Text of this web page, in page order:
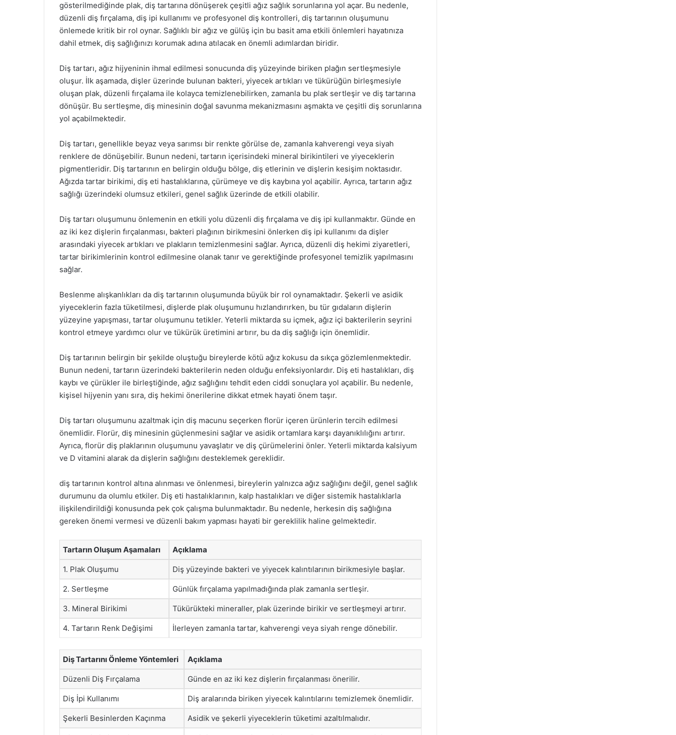
gösterilmediğinde plak, diş tartarına dönüşerek çeşitli ağız sağlık sorunlarına yol açar. Bu nedenle,
düzenli diş fırçalama, diş ipi kullanımı ve profesyonel diş kontrolleri, diş tartarının oluşumunu
önlemede kritik bir rol oynar. Sağlıklı bir ağız ve gülüş için bu basit ama etkili önlemleri hayatınıza
dahil etmek, diş sağlığınızı korumak adına atılacak en önemli adımlardan biridir.
Diş tartarı, ağız hijyeninin ihmal edilmesi sonucunda diş yüzeyinde biriken plağın sertleşmesiyle
oluşur. İlk aşamada, dişler üzerinde bulunan bakteri, yiyecek artıkları ve tükürüğün birleşmesiyle
oluşan plak, düzenli fırçalama ile kolayca temizlenebilirken, zamanla bu plak sertleşir ve diş tartarına
dönüşür. Bu sertleşme, diş minesinin doğal savunma mekanizmasını aşmakta ve çeşitli diş sorunlarına
yol açabilmektedir.
Diş tartarı, genellikle beyaz veya sarımsı bir renkte görülse de, zamanla kahverengi veya siyah
renklere de dönüşebilir. Bunun nedeni, tartarın içerisindeki mineral birikintileri ve yiyeceklerin
pigmentleridir. Diş tartarının en belirgin olduğu bölge, diş etlerinin ve dişlerin kesişim noktasıdır.
Ağızda tartar birikimi, diş eti hastalıklarına, çürümeye ve diş kaybına yol açabilir. Ayrıca, tartarın ağız
sağlığı üzerindeki olumsuz etkileri, genel sağlık üzerinde de etkili olabilir.
Diş tartarı oluşumunu önlemenin en etkili yolu düzenli diş fırçalama ve diş ipi kullanmaktır. Günde en
az iki kez dişlerin fırçalanması, bakteri plağının birikmesini önlerken diş ipi kullanımı da dişler
arasındaki yiyecek artıkları ve plakların temizlenmesini sağlar. Ayrıca, düzenli diş hekimi ziyaretleri,
tartar birikimlerinin kontrol edilmesine olanak tanır ve gerektiğinde profesyonel temizlik yapılmasını
sağlar.
Beslenme alışkanlıkları da diş tartarının oluşumunda büyük bir rol oynamaktadır. Şekerli ve asidik
yiyeceklerin fazla tüketilmesi, dişlerde plak oluşumunu hızlandırırken, bu tür gıdaların dişlerin
yüzeyine yapışması, tartar oluşumunu tetikler. Yeterli miktarda su içmek, ağız içi bakterilerin seyrini
kontrol etmeye yardımcı olur ve tükürük üretimini artırır, bu da diş sağlığı için önemlidir.
Diş tartarının belirgin bir şekilde oluştuğu bireylerde kötü ağız kokusu da sıkça gözlemlenmektedir.
Bunun nedeni, tartarın üzerindeki bakterilerin neden olduğu enfeksiyonlardır. Diş eti hastalıkları, diş
kaybı ve çürükler ile birleştiğinde, ağız sağlığını tehdit eden ciddi sonuçlara yol açabilir. Bu nedenle,
kişisel hijyenin yanı sıra, diş hekimi önerilerine dikkat etmek hayati önem taşır.
Diş tartarı oluşumunu azaltmak için diş macunu seçerken florür içeren ürünlerin tercih edilmesi
önemlidir. Florür, diş minesinin güçlenmesini sağlar ve asidik ortamlara karşı dayanıklılığını artırır.
Ayrıca, florür diş plaklarının oluşumunu yavaşlatır ve diş çürümelerini önler. Yeterli miktarda kalsiyum
ve D vitamini alarak da dişlerin sağlığını desteklemek gereklidir.
diş tartarının kontrol altına alınması ve önlenmesi, bireylerin yalnızca ağız sağlığını değil, genel sağlık
durumunu da olumlu etkiler. Diş eti hastalıklarının, kalp hastalıkları ve diğer sistemik hastalıklarla
ilişkilendirildiği konusunda pek çok çalışma bulunmaktadır. Bu nedenle, herkesin diş sağlığına
gereken önemi vermesi ve düzenli bakım yapması hayati bir gereklilik haline gelmektedir.
Tartarın Oluşum Aşamaları Açıklama
1. Plak Oluşumu Diş yüzeyinde bakteri ve yiyecek kalıntılarının birikmesiyle başlar.
2. Sertleşme Günlük fırçalama yapılmadığında plak zamanla sertleşir.
3. Mineral Birikimi Tükürükteki mineraller, plak üzerinde birikir ve sertleşmeyi artırır.
4. Tartarın Renk Değişimi İlerleyen zamanla tartar, kahverengi veya siyah renge dönebilir.
Diş Tartarını Önleme Yöntemleri Açıklama
Düzenli Diş Fırçalama Günde en az iki kez dişlerin fırçalanması önerilir.
Diş İpi Kullanımı Diş aralarında biriken yiyecek kalıntılarını temizlemek önemlidir.
Şekerli Besinlerden Kaçınma Asidik ve şekerli yiyeceklerin tüketimi azaltılmalıdır.